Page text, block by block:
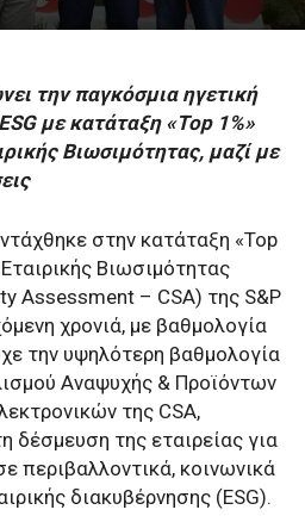
την παγκόσμια ηγετική
με κατάταξη «Top 1%»
Βιωσιμότητας, μαζί με
στην κατάταξη «Top
Βιωσιμότητας
Assessment – CSA) της S&P
χρονιά, με βαθμολογία
την υψηλότερη βαθμολογία
Αναψυχής & Προϊόντων
της CSA,
δέσμευση της εταιρείας για
περιβαλλοντικά, κοινωνικά
διακυβέρνησης (ESG).